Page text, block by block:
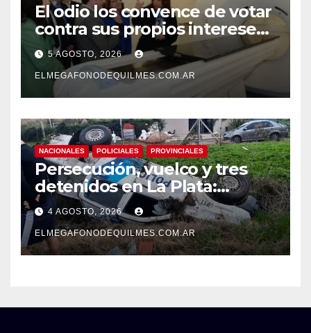
El odio los convence de votar
contra sus propios intereses.
Una Sociedad atrapada en la
grieta
5 AGOSTO, 2026
ELMEGAFONODEQUILMES.COM.AR
NACIONALES POLICIALES PROVINCIALES
Persecución, vuelco y tres
detenidos en La Plata:
recuperaron motos robadas
tras un operativo policial
4 AGOSTO, 2026
ELMEGAFONODEQUILMES.COM.AR